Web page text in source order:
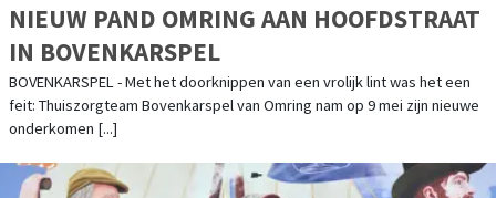
NIEUW PAND OMRING AAN HOOFDSTRAAT
IN BOVENKARSPEL
BOVENKARSPEL - Met het doorknippen van een vrolijk lint was het een
feit: Thuiszorgteam Bovenkarspel van Omring nam op 9 mei zijn nieuwe
onderkomen [...]